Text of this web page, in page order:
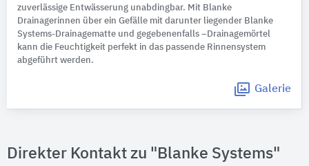
zuverlässige Entwässerung unabdingbar. Mit Blanke
Drainagerinnen über ein Gefälle mit darunter liegender Blanke
Systems-Drainagematte und gegebenenfalls –Drainagemörtel
kann die Feuchtigkeit perfekt in das passende Rinnensystem
abgeführt werden.
Galerie
Direkter Kontakt zu "Blanke Systems"